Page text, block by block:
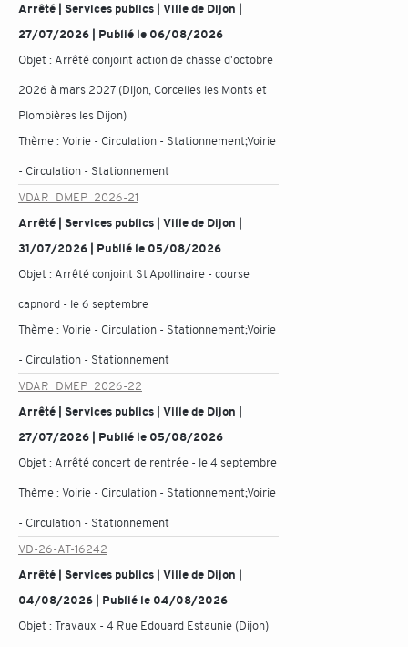
Arrêté | Services publics | Ville de Dijon |
27/07/2026 | Publié le 06/08/2026
Objet : Arrêté conjoint action de chasse d'octobre
2026 à mars 2027 (Dijon, Corcelles les Monts et
Plombières les Dijon)
Thème :Voirie - Circulation - Stationnement;Voirie
- Circulation - Stationnement
VDAR_DMEP_2026-21
Arrêté | Services publics | Ville de Dijon |
31/07/2026 | Publié le 05/08/2026
Objet : Arrêté conjoint St Apollinaire - course
capnord - le 6 septembre
Thème :Voirie - Circulation - Stationnement;Voirie
- Circulation - Stationnement
VDAR_DMEP_2026-22
Arrêté | Services publics | Ville de Dijon |
27/07/2026 | Publié le 05/08/2026
Objet : Arrêté concert de rentrée - le 4 septembre
Thème :Voirie - Circulation - Stationnement;Voirie
- Circulation - Stationnement
VD-26-AT-16242
Arrêté | Services publics | Ville de Dijon |
04/08/2026 | Publié le 04/08/2026
Objet :Travaux - 4 Rue Edouard Estaunie (Dijon)